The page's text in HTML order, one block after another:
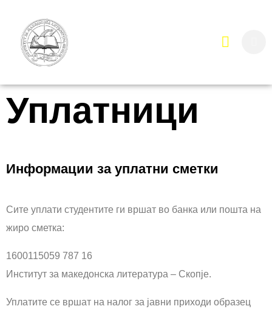
Уплатници
Информации за уплатни сметки
Сите уплати студентите ги вршат во банка или пошта на
жиро сметка:
1600115059 787 16
Институт за македонска литература – Скопје.
Уплатите се вршат на налог за јавни приходи образец